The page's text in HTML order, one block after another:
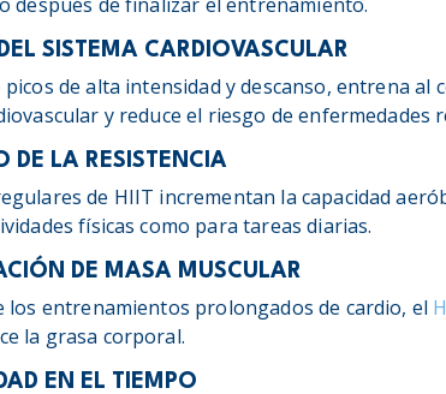
SISTEMA CARDIOVASCULAR
de alta intensidad y descanso, entrena al
y reduce el riesgo de enfermedades
DE LA RESISTENCIA
de HIIT incrementan la capacidad
físicas como para tareas diarias.
DE MASA MUSCULAR
los entrenamientos prolongados de cardio, el
la grasa corporal.
EN EL TIEMPO